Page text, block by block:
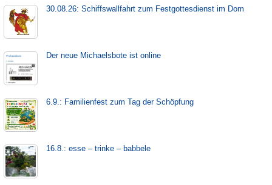
30.08.26: Schiffs­­wall­fahr­t zum Fest­gott­es­dienst im Dom
Der neue Michaels­bote ist on­line
6.9.: Familienfest zum Tag der Schöpfung
16.8.: esse – trinke – babbele